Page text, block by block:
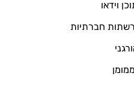
וידאו
חברתיות